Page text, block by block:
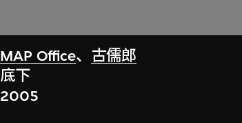
MAP Office、 古儒郎
底下
2005